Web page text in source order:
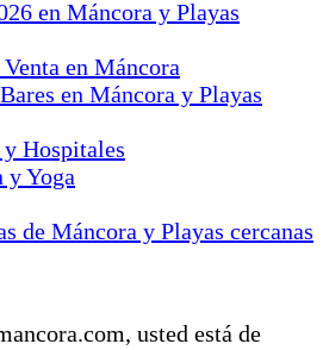
en Máncora y Playas
en Máncora
en Máncora y Playas
Hospitales
y Yoga
de Máncora y Playas cercanas
usted está de